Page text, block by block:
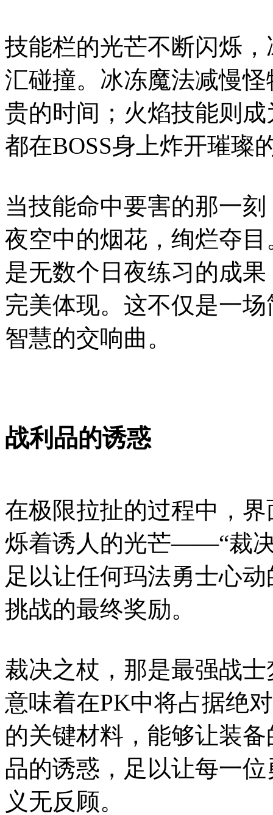
技能栏的光芒不断闪烁
汇碰撞。冰冻魔法减慢
贵的时间；火焰技能则
都在BOSS身上炸开璀璨
当技能命中要害的那一
夜空中的烟花，绚烂夺
是无数个日夜练习的成
完美体现。这不仅是一
智慧的交响曲。
战利品的诱惑
在极限拉扯的过程中，
烁着诱人的光芒——“裁
足以让任何玛法勇士心
挑战的最终奖励。
裁决之杖，那是最强战
意味着在PK中将占据绝
的关键材料，能够让装
品的诱惑，足以让每一
义无反顾。